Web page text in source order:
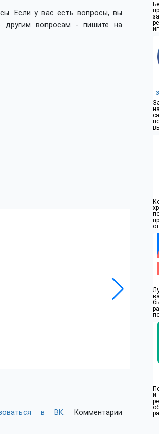
Если у вас есть вопросы, вы
другим вопросам - пишите на
в ВК. Комментарии